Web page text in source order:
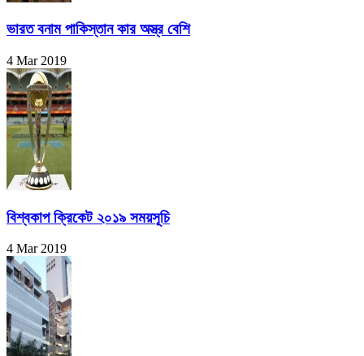
ভারত বনাম পাকিস্তান কার অস্ত্র বেশি
4 Mar 2019
বিশ্বকাপ ক্রিকেট ২০১৯ সময়সূচি
4 Mar 2019